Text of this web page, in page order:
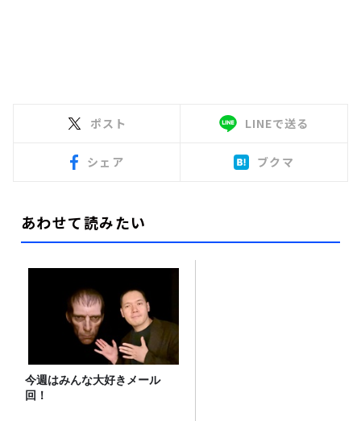
ポスト LINEで送る
シェア ブクマ
あわせて読みたい
今週はみんな大好きメール
回！